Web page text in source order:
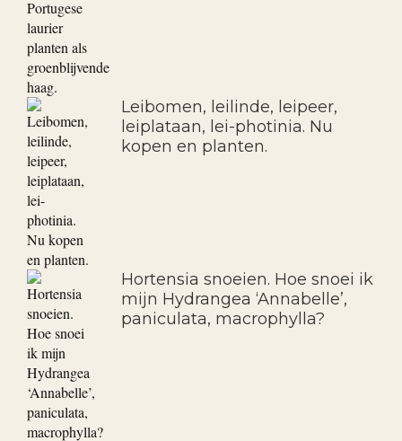
Leibomen, leilinde, leipeer,
leiplataan, lei-photinia. Nu
kopen en planten.
Hortensia snoeien. Hoe snoei ik
mijn Hydrangea ‘Annabelle’,
paniculata, macrophylla?